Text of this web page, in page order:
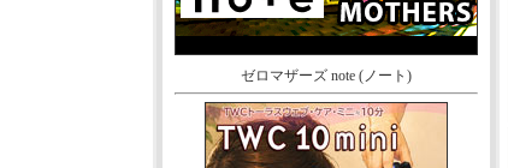
ゼロマザーズ note (ノート)